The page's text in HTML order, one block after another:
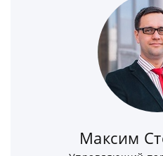
Максим